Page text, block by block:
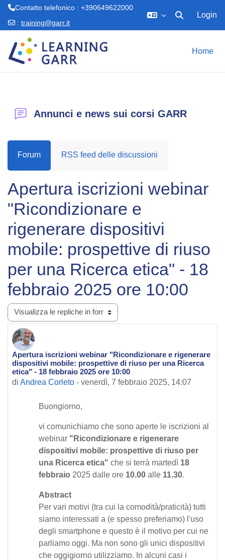
Contatto telefonico : +390649622000
: training@garr.it Attiva/
Login
Home
Annunci e news sui corsi GARR
Forum RSS feed delle discussioni
Apertura iscrizioni webinar
"Ricondizionare e
rigenerare dispositivi
mobile: prospettive di riuso
per una Ricerca etica" - 18
febbraio 2025 ore 10:00
Modalità visualizzazione
Apertura iscrizioni webinar "Ricondizionare e rigenerare
dispositivi mobile: prospettive di riuso per una Ricerca
etica" - 18 febbraio 2025 ore 10:00
di Andrea Corleto - venerdì, 7 febbraio 2025, 14:07
Numero di risposte: 0
Buongiorno,
vi comunichiamo che sono aperte le iscrizioni al
webinar "Ricondizionare e rigenerare
dispositivi mobile: prospettive di riuso per
una Ricerca etica" che si terrà martedì 18
febbraio 2025 dalle ore 10.00 alle 11.30.
Abstract
Per vari motivi (tra cui la comodità/praticità) tutti
siamo interessati a (e spesso preferiamo) l'uso
degli smartphone e questo è il motivo per cui ne
parliamo oggi. Ma non sono gli unici dispositivi
che oggigiorno utilizziamo. In alcuni casi i